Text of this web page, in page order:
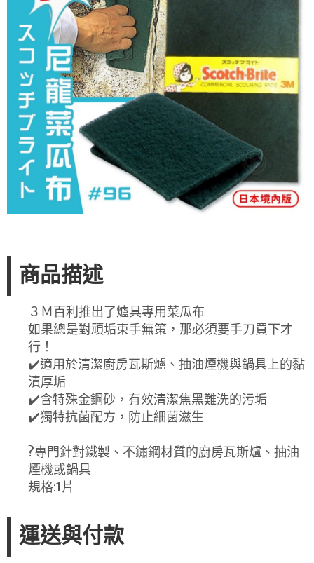
商品描述
３Ｍ百利推出了爐具專用菜瓜布
如果總是對頑垢束手無策，那必須要手刀買下才
行！
✔️適用於清潔廚房瓦斯爐、抽油煙機與鍋具上的黏
漬厚垢
✔️含特殊金鋼砂，有效清潔焦黑難洗的污垢
✔️獨特抗菌配方，防止細菌滋生
?️專門針對鐵製、不鏽鋼材質的廚房瓦斯爐、抽油
煙機或鍋具
規格:1片
運送與付款